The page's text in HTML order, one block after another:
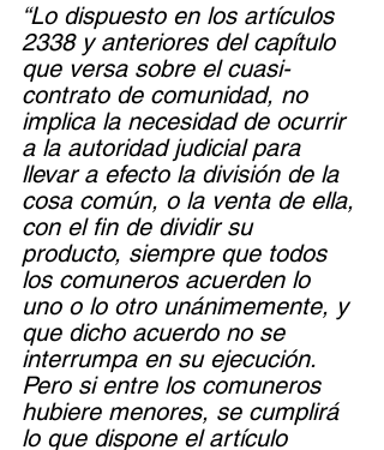
“Lo dispuesto en los artículos
2338 y anteriores del capítulo
que versa sobre el cuasi-
contrato de comunidad, no
implica la necesidad de ocurrir
a la autoridad judicial para
llevar a efecto la división de la
cosa común, o la venta de ella,
con el fin de dividir su
producto, siempre que todos
los comuneros acuerden lo
uno o lo otro unánimemente, y
que dicho acuerdo no se
interrumpa en su ejecución.
Pero si entre los comuneros
hubiere menores, se cumplirá
lo que dispone el artículo